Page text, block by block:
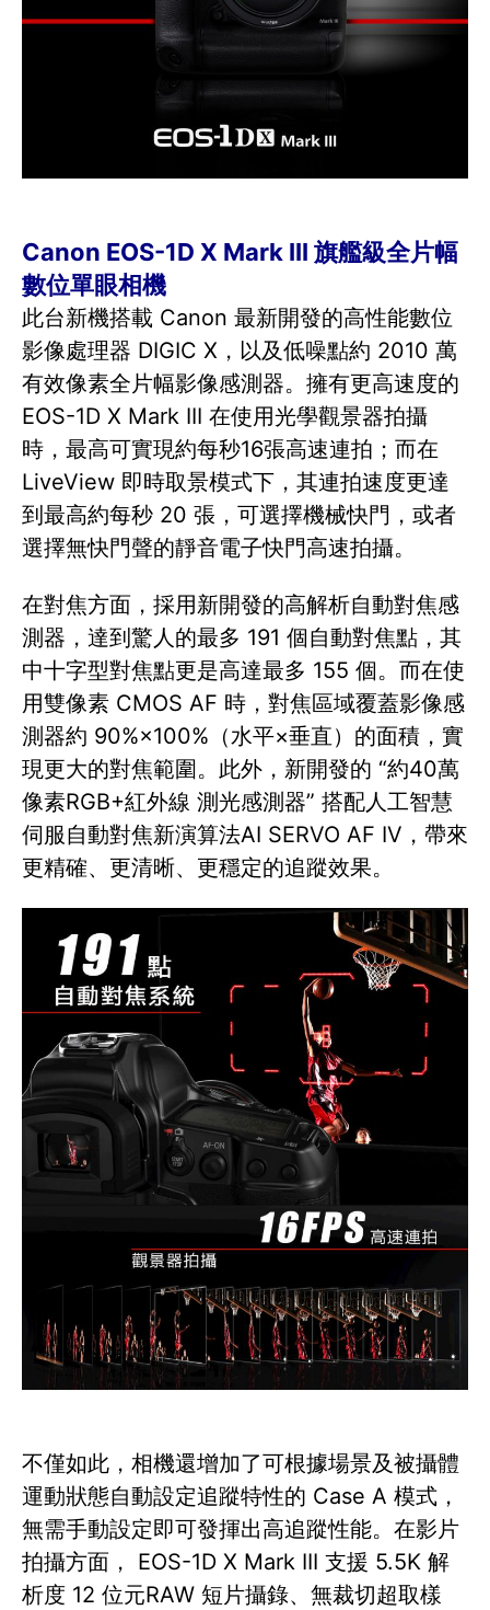
Canon EOS-1D X Mark III 旗艦級全片幅
數位單眼相機
此台新機搭載 Canon 最新開發的高性能數位
影像處理器 DIGIC X，以及低噪點約 2010 萬
有效像素全片幅影像感測器。擁有更高速度的
EOS-1D X Mark III 在使用光學觀景器拍攝
時，最高可實現約每秒16張高速連拍；而在
LiveView 即時取景模式下，其連拍速度更達
到最高約每秒 20 張，可選擇機械快門，或者
選擇無快門聲的靜音電子快門高速拍攝。
在對焦方面，採用新開發的高解析自動對焦感
測器，達到驚人的最多 191 個自動對焦點，其
中十字型對焦點更是高達最多 155 個。而在使
用雙像素 CMOS AF 時，對焦區域覆蓋影像感
測器約 90%×100%（水平×垂直）的面積，實
現更大的對焦範圍。此外，新開發的 “約40萬
像素RGB+紅外線 測光感測器” 搭配人工智慧
伺服自動對焦新演算法AI SERVO AF IV，帶來
更精確、更清晰、更穩定的追蹤效果。
不僅如此，相機還增加了可根據場景及被攝體
運動狀態自動設定追蹤特性的 Case A 模式，
無需手動設定即可發揮出高追蹤性能。在影片
拍攝方面， EOS-1D X Mark III 支援 5.5K 解
析度 12 位元RAW 短片攝錄、無裁切超取樣